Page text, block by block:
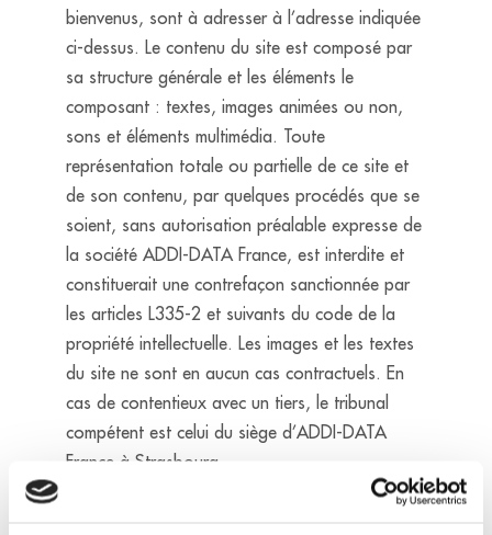
bienvenus, sont à adresser à l’adresse indiquée
ci-dessus. Le contenu du site est composé par
sa structure générale et les éléments le
composant : textes, images animées ou non,
sons et éléments multimédia. Toute
représentation totale ou partielle de ce site et
de son contenu, par quelques procédés que se
soient, sans autorisation préalable expresse de
la société ADDI-DATA France, est interdite et
constituerait une contrefaçon sanctionnée par
les articles L335-2 et suivants du code de la
propriété intellectuelle. Les images et les textes
du site ne sont en aucun cas contractuels. En
cas de contentieux avec un tiers, le tribunal
compétent est celui du siège d’ADDI-DATA
France à Strasbourg.